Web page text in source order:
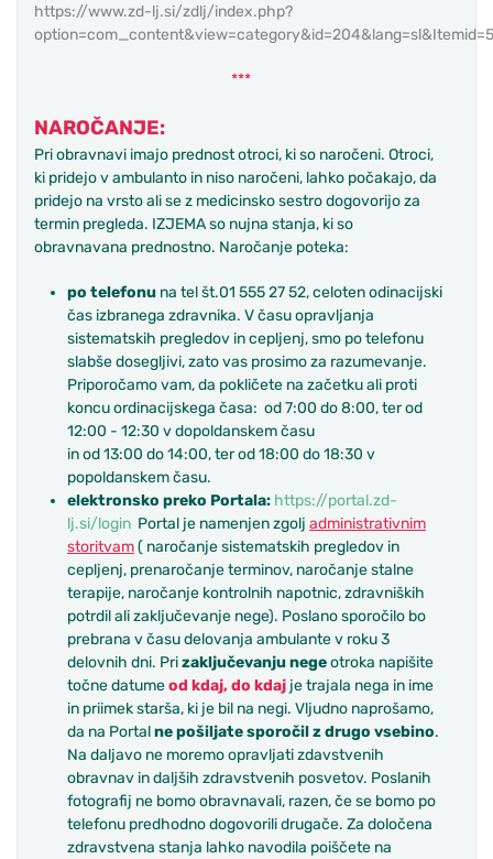
https://www.zd-lj.si/zdlj/index.php?
***
NAROČANJE:
Pri obravnavi imajo prednost otroci, ki so naročeni. Otroci,
ki pridejo v ambulanto in niso naročeni, lahko počakajo, da
pridejo na vrsto ali se z medicinsko sestro dogovorijo za
termin pregleda. IZJEMA so nujna stanja, ki so
obravnavana prednostno. Naročanje poteka:
po telefonu na tel št.01 555 27 52, celoten odinacijski
čas izbranega zdravnika. V času opravljanja
sistematskih pregledov in cepljenj, smo po telefonu
slabše dosegljivi, zato vas prosimo za razumevanje.
Priporočamo vam, da pokličete na začetku ali proti
koncu ordinacijskega časa: od 7:00 do 8:00, ter od
12:00 - 12:30 v dopoldanskem času
in od 13:00 do 14:00, ter od 18:00 do 18:30 v
popoldanskem času.
elektronsko preko Portala: https://portal.zd-
lj.si/login Portal je namenjen zgolj administrativnim
storitvam( naročanje sistematskih pregledov in
cepljenj, prenaročanje terminov, naročanje stalne
terapije, naročanje kontrolnih napotnic, zdravniških
potrdil ali zaključevanje nege). Poslano sporočilo bo
prebrana v času delovanja ambulante v roku 3
delovnih dni. Prizaključevanju negeotroka napišite
točne datumeod kdaj, do kdaj je trajala nega in ime
in priimek starša, ki je bil na negi. Vljudno naprošamo,
da na Portalne pošiljate sporočil z drugo vsebino.
Na daljavo ne moremo opravljati zdavstvenih
obravnav in daljših zdravstvenih posvetov. Poslanih
fotografij ne bomo obravnavali, razen, če se bomo po
telefonu predhodno dogovorili drugače. Za določena
zdravstvena stanja lahko navodila poiščete na